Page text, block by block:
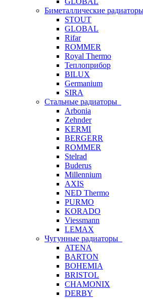
Биметаллические
STOUT
GLOBAL
Rifar
ROMMER
Royal Thermo
Теплоприбор
BILUX
Germanium
SIRA
Стальные радиаторы
Arbonia
Zehnder
KERMI
BERGERR
ROMMER
Stelrad
Buderus
Millennium
AXIS
NED Thermo
PURMO
KORADO
Viessmann
LEMAX
Чугунные радиаторы
ATENA
BARTON
BOHEMIA
BRISTOL
CHAMONIX
DERBY